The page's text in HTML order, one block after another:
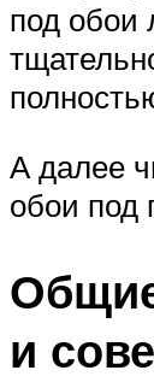
под обои
А далее
обои под
и